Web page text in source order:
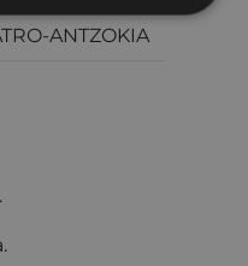
ANTZOKIA